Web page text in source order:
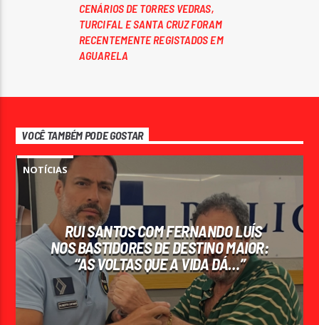
CENÁRIOS DE TORRES VEDRAS,
TURCIFAL E SANTA CRUZ FORAM
RECENTEMENTE REGISTADOS EM
AGUARELA
VOCÊ TAMBÉM PODE GOSTAR
NOTÍCIAS
RUI SANTOS COM FERNANDO LUÍS
NOS BASTIDORES DE DESTINO MAIOR:
“AS VOLTAS QUE A VIDA DÁ…”